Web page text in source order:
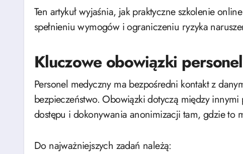
Ten artykuł wyjaśnia, jak praktyczne szkolenie
spełnieniu wymogów i ograniczeniu ryzyka
Kluczowe obowiązki
Personel medyczny ma bezpośredni kontakt z
bezpieczeństwo. Obowiązki dotyczą między
dostępu i dokonywania anonimizacji tam, gdzie to
Do najważniejszych zadań należą: